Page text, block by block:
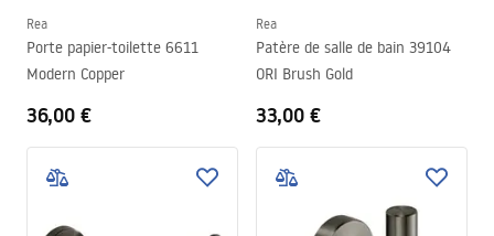
Rea
Porte papier-toilette 6611
Modern Copper
36,00 €
Rea
Patère de salle de bain 39104
ORI Brush Gold
33,00 €